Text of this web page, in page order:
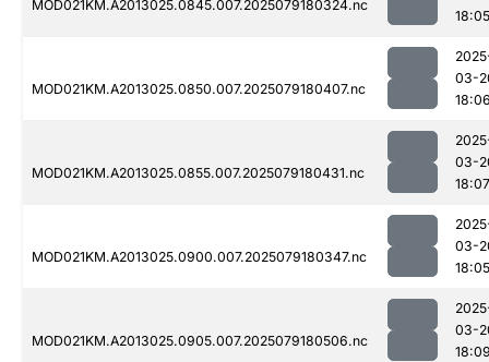
MOD021KM.A2013025.0845.007.2025079180324.nc
18:05
MOD021KM.A2013025.0850.007.2025079180407.nc
03-
MOD021KM.A2013025.0855.007.2025079180431.nc
03-
18:07
MOD021KM.A2013025.0900.007.2025079180347.nc
03-
18:05
MOD021KM.A2013025.0905.007.2025079180506.nc
03-